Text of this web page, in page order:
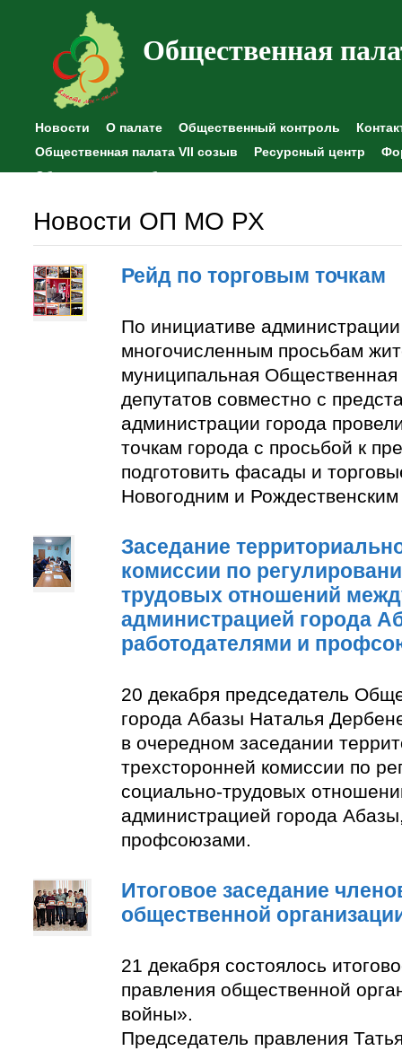
Общественная
Новости О палате Общественный контроль
Общественная палата VII созыв
Ресурсный центр
Общественные наблюдения
Новости ОП МО РХ
Рейд по торговым точкам
По инициативе
многочисленным просьбам
муниципальная Общественная
депутатов совместно с
администрации города
точкам города с просьбой к
подготовить фасады и
Новогодним и
Заседание
комиссии по
трудовых отношений
администрацией города
работодателями и
20 декабря председатель
города Абазы Наталья
в очередном заседании
трехсторонней комиссии по
социально-трудовых
администрацией города
профсоюзами.
Итоговое заседание
общественной
21 декабря состоялось
правления общественной
войны».
Председатель правления